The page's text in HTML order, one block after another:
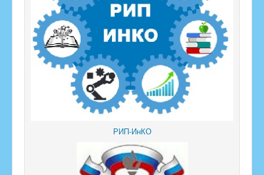
РИП-ИнКО